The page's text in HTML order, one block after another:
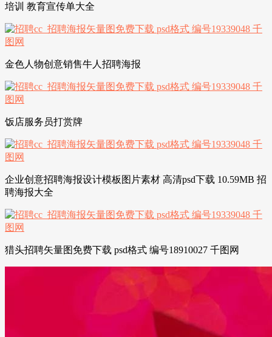
培训 教育宣传单大全
金色人物创意销售牛人招聘海报
饭店服务员打赏牌
企业创意招聘海报设计模板图片素材 高清psd下载 10.59MB 招
聘海报大全
猎头招聘矢量图免费下载 psd格式 编号18910027 千图网